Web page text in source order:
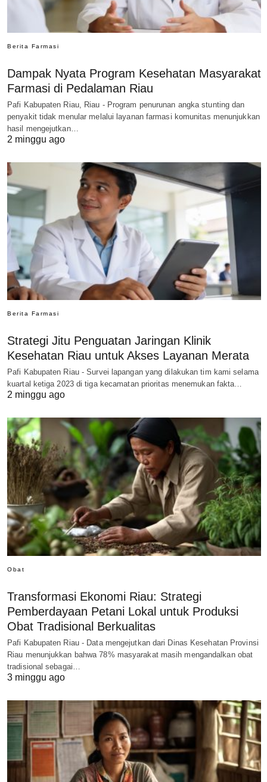
Berita Farmasi
Dampak Nyata Program Kesehatan Masyarakat
Farmasi di Pedalaman Riau
Pafi Kabupaten Riau, Riau - Program penurunan angka stunting dan
penyakit tidak menular melalui layanan farmasi komunitas menunjukkan
hasil mengejutkan…
2 minggu ago
Berita Farmasi
Strategi Jitu Penguatan Jaringan Klinik
Kesehatan Riau untuk Akses Layanan Merata
Pafi Kabupaten Riau - Survei lapangan yang dilakukan tim kami selama
kuartal ketiga 2023 di tiga kecamatan prioritas menemukan fakta…
2 minggu ago
Obat
Transformasi Ekonomi Riau: Strategi
Pemberdayaan Petani Lokal untuk Produksi
Obat Tradisional Berkualitas
Pafi Kabupaten Riau - Data mengejutkan dari Dinas Kesehatan Provinsi
Riau menunjukkan bahwa 78% masyarakat masih mengandalkan obat
tradisional sebagai…
3 minggu ago